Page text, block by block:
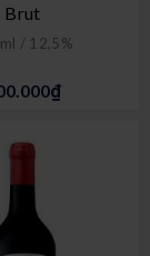
Brut
/ 12,5%